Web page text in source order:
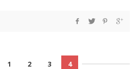
1 2 3 4